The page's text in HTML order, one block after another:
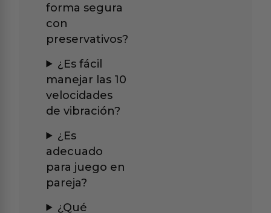
forma segura
con
preservativos?
¿Es fácil
manejar las 10
velocidades
de vibración?
¿Es
adecuado
para juego en
pareja?
¿Qué